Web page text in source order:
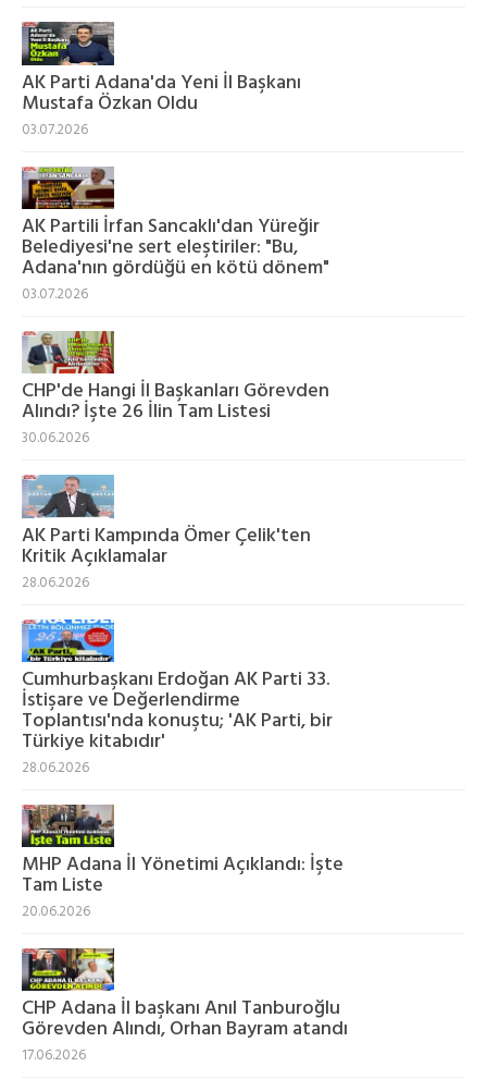
AK Parti Adana'da Yeni İl Başkanı
Mustafa Özkan Oldu
03.07.2026
AK Partili İrfan Sancaklı'dan Yüreğir
Belediyesi'ne sert eleştiriler: "Bu,
Adana'nın gördüğü en kötü dönem"
03.07.2026
CHP'de Hangi İl Başkanları Görevden
Alındı? İşte 26 İlin Tam Listesi
30.06.2026
AK Parti Kampında Ömer Çelik'ten
Kritik Açıklamalar
28.06.2026
Cumhurbaşkanı Erdoğan AK Parti 33.
İstişare ve Değerlendirme
Toplantısı'nda konuştu; 'AK Parti, bir
Türkiye kitabıdır'
28.06.2026
MHP Adana İl Yönetimi Açıklandı: İşte
Tam Liste
20.06.2026
CHP Adana İl başkanı Anıl Tanburoğlu
Görevden Alındı, Orhan Bayram atandı
17.06.2026